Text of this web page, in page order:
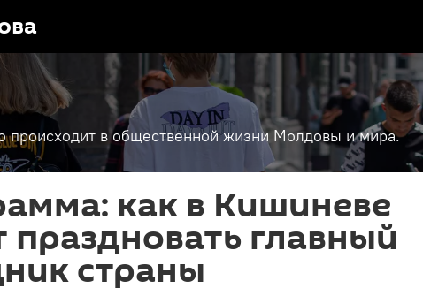
происходит в общественной жизни Молдовы и мира.
как в Кишиневе
праздновать главный
страны